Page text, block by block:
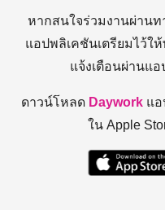
หากสนใจร่วมงานผ่านท
แอปพลิเคชันเตรียมไว้ใ
แจ้งเตือนผ่านแ
ดาวน์โหลด Daywork แอ
ใน Apple